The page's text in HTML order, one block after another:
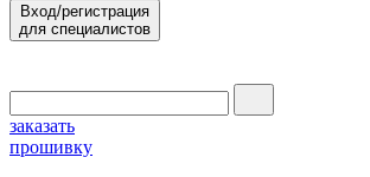
Вход/регистрация
для специалистов
заказать
прошивку